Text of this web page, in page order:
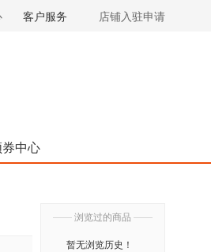
客户服务 店铺入驻申请
券中心
—— 浏览过的商品 ——
暂无浏览历史！